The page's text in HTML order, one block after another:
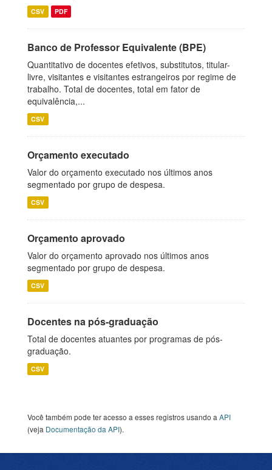
CSV PDF
Banco de Professor Equivalente (BPE)
Quantitativo de docentes efetivos, substitutos, titular-
livre, visitantes e visitantes estrangeiros por regime de
trabalho. Total de docentes, total em fator de
equivalência,...
CSV
Orçamento executado
Valor do orçamento executado nos últimos anos
segmentado por grupo de despesa.
CSV
Orçamento aprovado
Valor do orçamento aprovado nos últimos anos
segmentado por grupo de despesa.
CSV
Docentes na pós-graduação
Total de docentes atuantes por programas de pós-
graduação.
CSV
Você também pode ter acesso a esses registros usando a API
(veja Documentação da API).